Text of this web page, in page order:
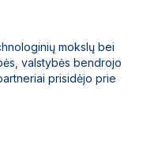
mokslų bei
valstybės bendrojo
prisidėjo prie